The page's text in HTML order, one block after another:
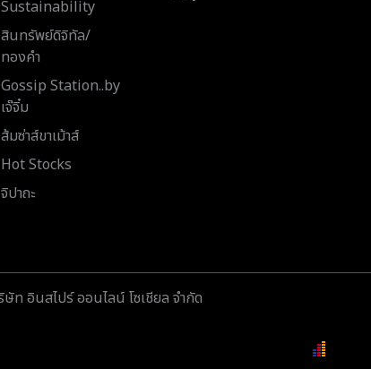
Sustainability
สินทรัพย์ดิจิทัล/
ทองคำ
Gossip Station..by
เจ๊จิ๋ม
ส้มซ่าส์ขาเม้าส์
Hot Stocks
จิปาถะ
อินสไปร์ ออนไลน์ โซเชียล จำกัด